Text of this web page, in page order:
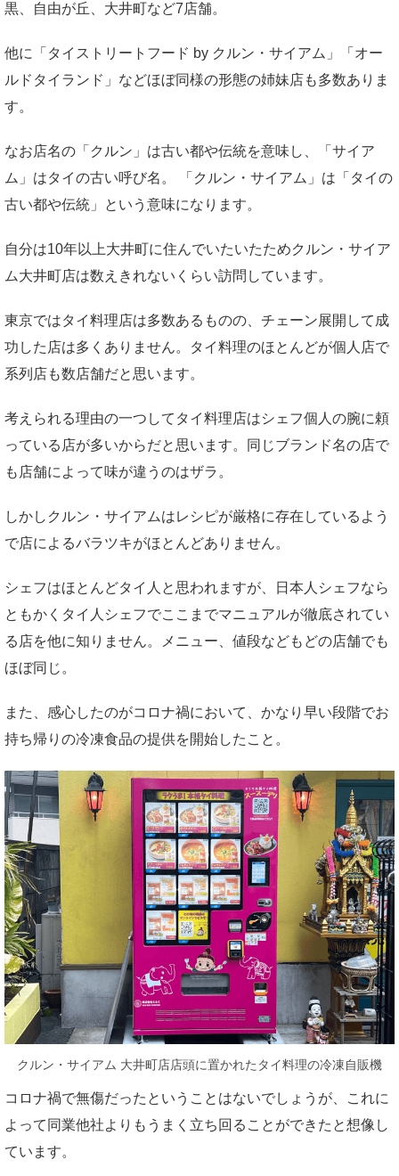
黒、自由が丘、大井町など7店舗。
他に「タイストリートフード by クルン・サイアム」「オー
ルドタイランド」などほぼ同様の形態の姉妹店も多数ありま
す。
なお店名の「クルン」は古い都や伝統を意味し、「サイア
ム」はタイの古い呼び名。 「クルン・サイアム」は「タイの
古い都や伝統」という意味になります。
自分は10年以上大井町に住んでいたいたためクルン・サイア
ム大井町店は数えきれないくらい訪問しています。
東京ではタイ料理店は多数あるものの、チェーン展開して成
功した店は多くありません。タイ料理のほとんどが個人店で
系列店も数店舗だと思います。
考えられる理由の一つしてタイ料理店はシェフ個人の腕に頼
っている店が多いからだと思います。同じブランド名の店で
も店舗によって味が違うのはザラ。
しかしクルン・サイアムはレシピが厳格に存在しているよう
で店によるバラツキがほとんどありません。
シェフはほとんどタイ人と思われますが、日本人シェフなら
ともかくタイ人シェフでここまでマニュアルが徹底されてい
る店を他に知りません。メニュー、値段などもどの店舗でも
ほぼ同じ。
また、感心したのがコロナ禍において、かなり早い段階でお
持ち帰りの冷凍食品の提供を開始したこと。
クルン・サイアム 大井町店店頭に置かれたタイ料理の冷凍自販機
コロナ禍で無傷だったということはないでしょうが、これに
よって同業他社よりもうまく立ち回ることができたと想像し
ています。